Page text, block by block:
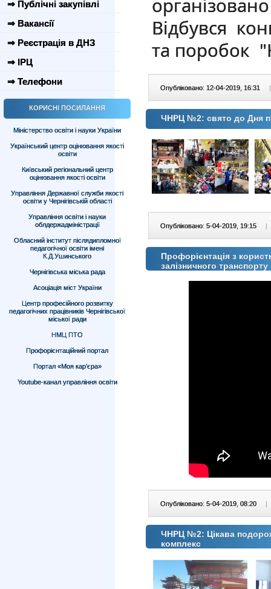
⇒ Публічні закупівлі
⇒ Вакансії
⇒ Реєстрація в ДНЗ
⇒ ІРЦ
⇒ Телефони
КОРИСНІ ПОСИЛАННЯ
Міністерство освіти і науки України
Український центр оцінювання якості
освіти
Київський регіональний центр
оцінювання якості освіти
Управління Державної служби якості
освіти у Чернігівській області
Управління освіти і науки
облдержадміністрації
Обласний інститут післядипломної
педагогічної освіти імені
К.Д.Ушинського
Чернігівська міська рада
Асоціація міст України
Центр професійного розвитку
педагогічних працівників Чернігівської
міської ради
НМЦ ПТО
Профорієнтаційний портал
Портал «Моя кар’єра»
Youtube-канал управління освіти
Відбувся
та поробок
Опубліковано: 12-04-2019, 16:31 |
ЧНРЦ №2: свято до Дня
Опубліковано: 5-04-2019, 19:15 |
Профорієнтація з
залізничного транспорту
Опубліковано: 5-04-2019, 08:20 |
ЧНРЦ №2: Цікава
комплекс